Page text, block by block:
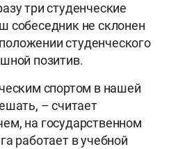
три студенческие
собеседник не склонен
студенческого
позитив.
спортом в нашей
– считает
на государственном
работает в учебной